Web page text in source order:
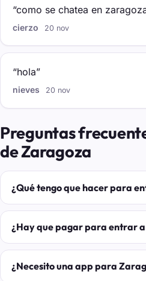
“como se chatea en
cierzo 20 nov
“hola”
nieves 20 nov
Preguntas
de Zaragoza
¿Qué tengo que hacer para
¿Hay que pagar para entrar
¿Necesito una app para